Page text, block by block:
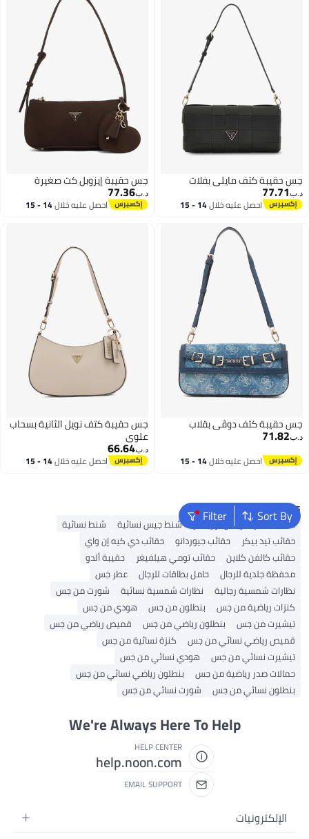
جس حقيبة كتف مايلي بفلات
د.ب‏77.71
احصل عليه خلال 14 - 15
جس حقيبة إيزوبل كت صغيرة
د.ب‏77.36
احصل عليه خلال 14 - 15
جس حقيبة كتف دوڤي بقلاب
د.ب‏71.82
احصل عليه خلال 14 - 15
جس حقيبة كتف نويل الثانية بسحاب
علوي
د.ب‏66.64
احصل عليه خلال 14 - 15
Sort By
FilterPopular Searches
حقائب سفر أمريكان توريستر شنط جيس نسائية
شنط نسائية
حقائب تيد بيكر
حقائب جيوردانو
حقائب دي كيه إن واي
حقائب كالفن كلاين
حقائب تومي هيلفيغر
حقيبة ألدو
محفظة جلدية للرجال
حامل بطاقات للرجال
عطر جس
نظارات شمسية رجالية
نظارات شمسية نسائية
شورت من جس
كنزات رياضية من جس
بنطلون من جس
هودي من جس
تيشيرت من جس
بنطلون رياضي من جس
قميص رياضي من جس
قميص رياضي نسائي من جس
كنزة نسائية من جس
تيشيرت نسائي من جس
هودي نسائي من جس
حمالات صدر رياضية من جس
بنطلون رياضي نسائي من جس
بنطلون نسائي من جس
شورت نسائي من جس
We're Always Here To Help
HELP CENTER
help.noon.com
EMAIL SUPPORT
الإلكترونيات